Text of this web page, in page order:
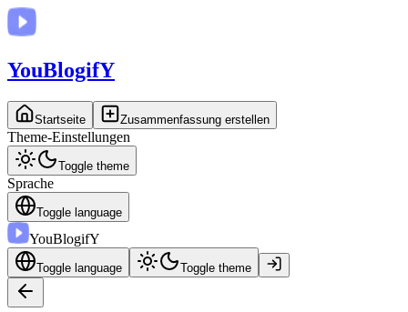
YouBlogifY
Startseite Zusammenfassung erstellen
Theme-Einstellungen
Toggle theme
Sprache
Toggle language
YouBlogifY
Toggle language Toggle theme